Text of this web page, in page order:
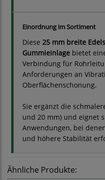
Einordnung im Sortiment
Diese 25 mm breite
Gummieinlage bietet
Verbindung für
Anforderungen an
Oberflächenschonung.
Sie ergänzt die
und 20 mm) und eignet
Anwendungen, bei
und höhere Stabilität
Ähnliche Produkte: